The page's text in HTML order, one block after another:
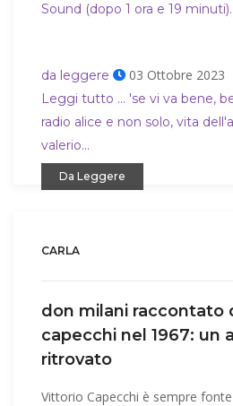
Sound (dopo 1 ora e 19 minuti).
da leggere 03 Ottobre 2023
Leggi tutto … 'se vi va bene,
radio alice e non solo, vita
valerio...
CARLA
Da Leggere
don milani raccontato
capecchi nel 1967: un
ritrovato
Vittorio Capecchi è sempre